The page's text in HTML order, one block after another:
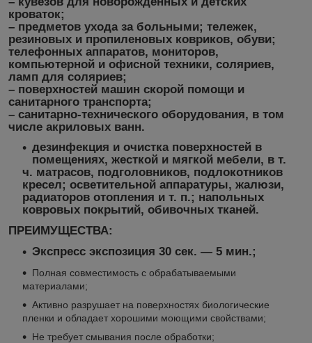
кроваток;
– предметов ухода за больными; тележек,
резиновых и пропиленовых ковриков, обуви;
телефонных аппаратов, мониторов,
компьютерной и офисной техники, соляриев,
ламп для соляриев;
– поверхностей машин скорой помощи и
санитарного транспорта;
– санитарно-технического оборудования, в том
числе акриловых ванн.
дезинфекция и очистка поверхностей в
помещениях, жесткой и мягкой мебели, в т.
ч. матрасов, подголовников, подлокотников
кресел; осветительной аппаратуры, жалюзи,
радиаторов отопления и т. п.; напольных
ковровых покрытий, обивочных тканей.
ПРЕИМУЩЕСТВА:
Экспресс экспозиция 30 сек. — 5 мин.;
Полная совместимость с обрабатываемыми
материалами;
Активно разрушает на поверхностях биологические
пленки и обладает хорошими моющими свойствами;
Не требует смывания после обработки;